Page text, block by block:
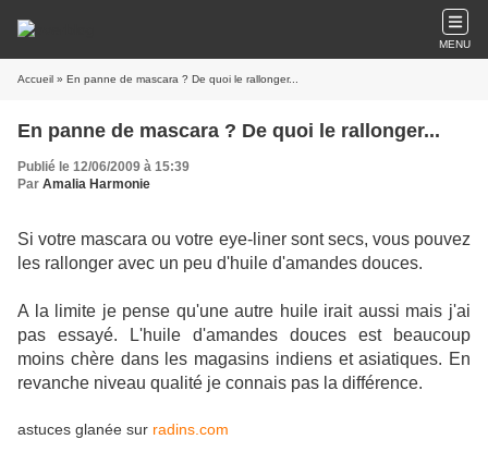
MENU
Accueil » En panne de mascara ? De quoi le rallonger...
En panne de mascara ? De quoi le rallonger...
Publié le 12/06/2009 à 15:39
Par Amalia Harmonie
Si votre mascara ou votre eye-liner sont secs, vous pouvez
les rallonger avec un peu d'huile d'amandes douces.
A la limite je pense qu'une autre huile irait aussi mais j'ai
pas essayé. L'huile d'amandes douces est beaucoup
moins chère dans les magasins indiens et asiatiques. En
revanche niveau qualité je connais pas la différence.
astuces glanée sur radins.com